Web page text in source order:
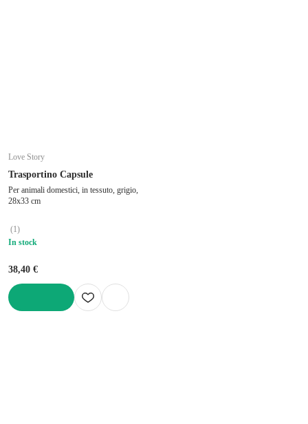
Love Story
Trasportino Capsule
Per animali domestici, in tessuto, grigio,
28x33 cm
(1)
In stock
38,40 €